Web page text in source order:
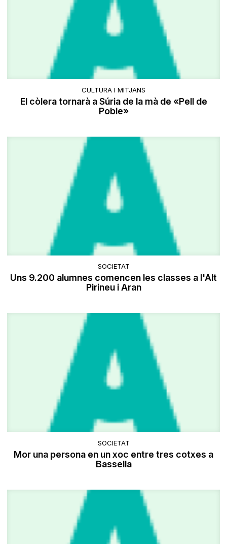
CULTURA I MITJANS
El còlera tornarà a Súria de la mà de «Pell de
Poble»
SOCIETAT
Uns 9.200 alumnes comencen les classes a l'Alt
Pirineu i Aran
SOCIETAT
Mor una persona en un xoc entre tres cotxes a
Bassella